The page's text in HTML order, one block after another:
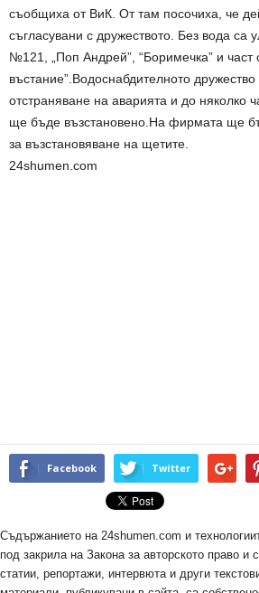
съобщиха от ВиК. От там посочиха, че
съгласувани с дружеството. Без вода са
№121, „Поп Андрей”, “Боримечка” и част
въстание”.Водоснабдителното
отстраняване на аварията и до няколко
ще бъде възстановено.На фирмата ще
за възстановяване на щетите.
24shumen.com
Facebook Twitter
Съдържанието на 24shumen.com и
под закрила на Закона за авторското право и
статии, репортажи, интервюта и други